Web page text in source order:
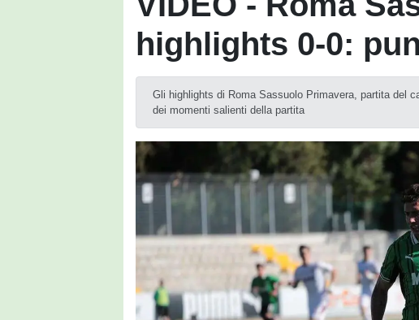
highlights 0-0:
Gli highlights di Roma Sassuolo Primavera, partita del
dei momenti salienti della partita